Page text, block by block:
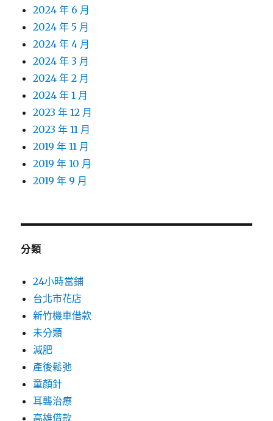
2024 年 6 月
2024 年 5 月
2024 年 4 月
2024 年 3 月
2024 年 2 月
2024 年 1 月
2023 年 12 月
2023 年 11 月
2019 年 11 月
2019 年 10 月
2019 年 9 月
分類
24小時當鋪
台北市花店
新竹機車借款
未分類
減肥
產後鬆弛
童顏針
耳聾治療
高雄借款